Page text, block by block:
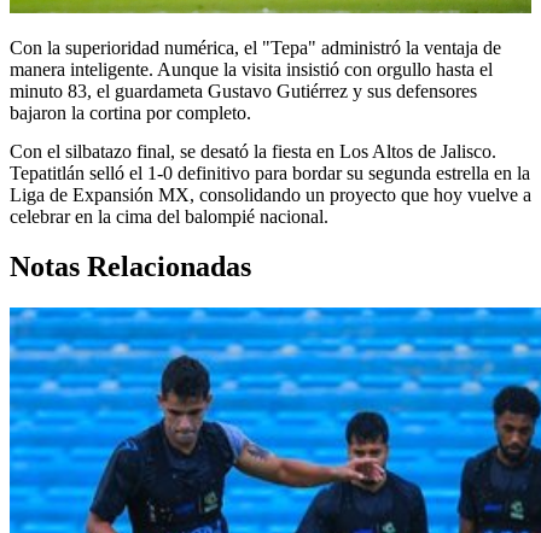
Con la superioridad numérica, el "Tepa" administró la ventaja de
manera inteligente. Aunque la visita insistió con orgullo hasta el
minuto 83, el guardameta Gustavo Gutiérrez y sus defensores
bajaron la cortina por completo.
Con el silbatazo final, se desató la fiesta en Los Altos de Jalisco.
Tepatitlán selló el 1-0 definitivo para bordar su segunda estrella en la
Liga de Expansión MX, consolidando un proyecto que hoy vuelve a
celebrar en la cima del balompié nacional.
Notas Relacionadas